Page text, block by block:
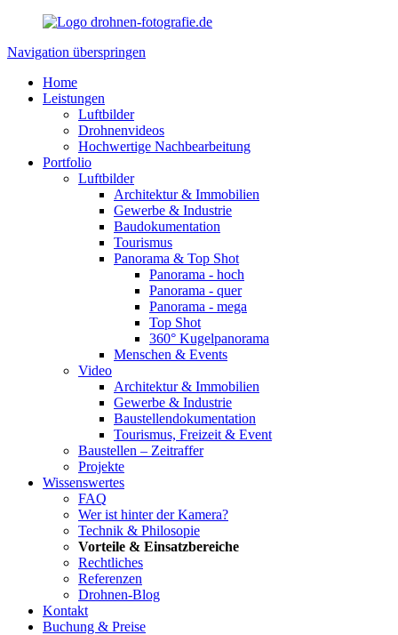
Navigation überspringen
Home
Leistungen
Luftbilder
Drohnenvideos
Hochwertige Nachbearbeitung
Portfolio
Luftbilder
Architektur & Immobilien
Gewerbe & Industrie
Baudokumentation
Tourismus
Panorama & Top Shot
Panorama - hoch
Panorama - quer
Panorama - mega
Top Shot
360° Kugelpanorama
Menschen & Events
Video
Architektur & Immobilien
Gewerbe & Industrie
Baustellendokumentation
Tourismus, Freizeit & Event
Baustellen – Zeitraffer
Projekte
Wissenswertes
FAQ
Wer ist hinter der Kamera?
Technik & Philosopie
Vorteile & Einsatzbereiche
Rechtliches
Referenzen
Drohnen-Blog
Kontakt
Buchung & Preise